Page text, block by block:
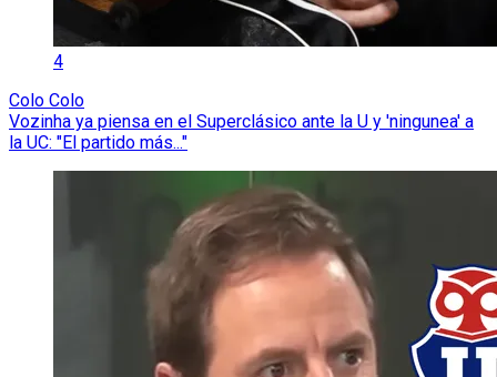
4
Colo Colo
Vozinha ya piensa en el Superclásico ante la U y 'ningunea' a
la UC: "El partido más..."